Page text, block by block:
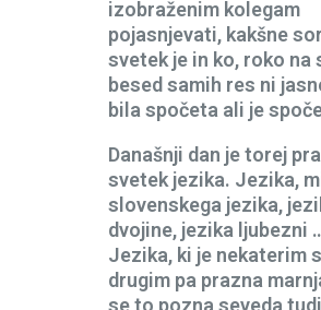
izobraženim kolegam
pojasnjevati, kakšne
svetek je in ko, roko na
besed samih res ni
bila spočeta ali je
Današnji dan je torej
svetek jezika. Jezika,
slovenskega jezika,
dvojine, jezika ljubezni
Jezika, ki je nekaterim
drugim pa prazna
se to pozna seveda